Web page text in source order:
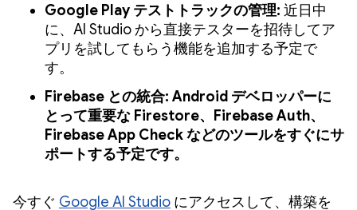
Google Play テストトラックの管理: 近日中
に、AI Studio から直接テスターを招待してア
プリを試してもらう機能を追加する予定で
す。
Firebase との統合: Android デベロッパーに
とって重要な Firestore、Firebase Auth、
Firebase App Check などのツールをすぐにサ
ポートする予定です。
今すぐ Google AI Studio にアクセスして、構築を